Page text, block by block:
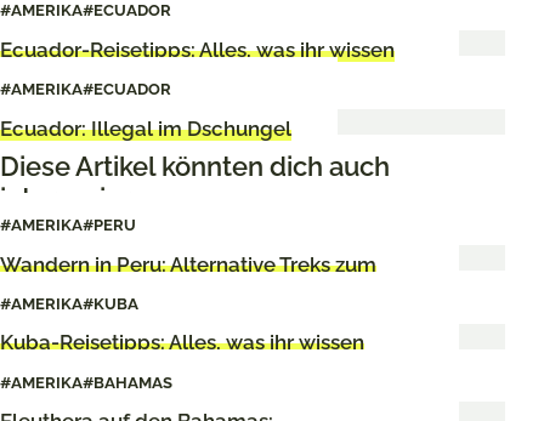
#AMERIKA#ECUADOR
Ecuador-Reisetipps: Alles, was ihr wissen
#AMERIKA#ECUADOR
Ecuador: Illegal im Dschungel
Diese Artikel könnten dich auch
interessieren
#AMERIKA#PERU
Wandern in Peru: Alternative Treks zum
#AMERIKA#KUBA
Kuba-Reisetipps: Alles, was ihr wissen
#AMERIKA#BAHAMAS